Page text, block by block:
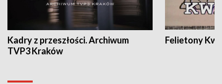
Kadry z przeszłości. Archiwum
TVP3 Kraków
Felietony